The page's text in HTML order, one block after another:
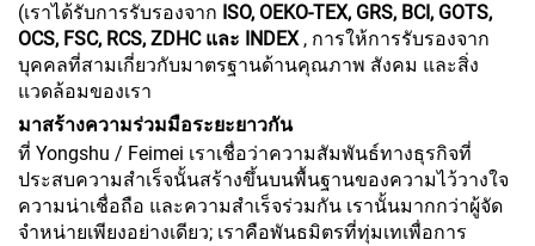
(เราได้รับการรับรองจาก ISO, OEKO-TEX, GRS, BCI, GOTS,
OCS, FSC, RCS, ZDHC และ INDEX , การให้การรับรองจาก
บุคคลที่สามเกี่ยวกับมาตรฐานด้านคุณภาพ สังคม และสิ่ง
แวดล้อมของเรา
มาสร้างความร่วมมือระยะยาวกัน
ที่ Yongshu / Feimei เราเชื่อว่าความสัมพันธ์ทางธุรกิจที่
ประสบความสำเร็จนั้นสร้างขึ้นบนพื้นฐานของความไว้วางใจ
ความน่าเชื่อถือ และความสำเร็จร่วมกัน เรานั้นมากกว่าผู้จัด
จำหน่ายเพียงอย่างเดียว; เราคือพันธมิตรที่ทุ่มเทเพื่อการ